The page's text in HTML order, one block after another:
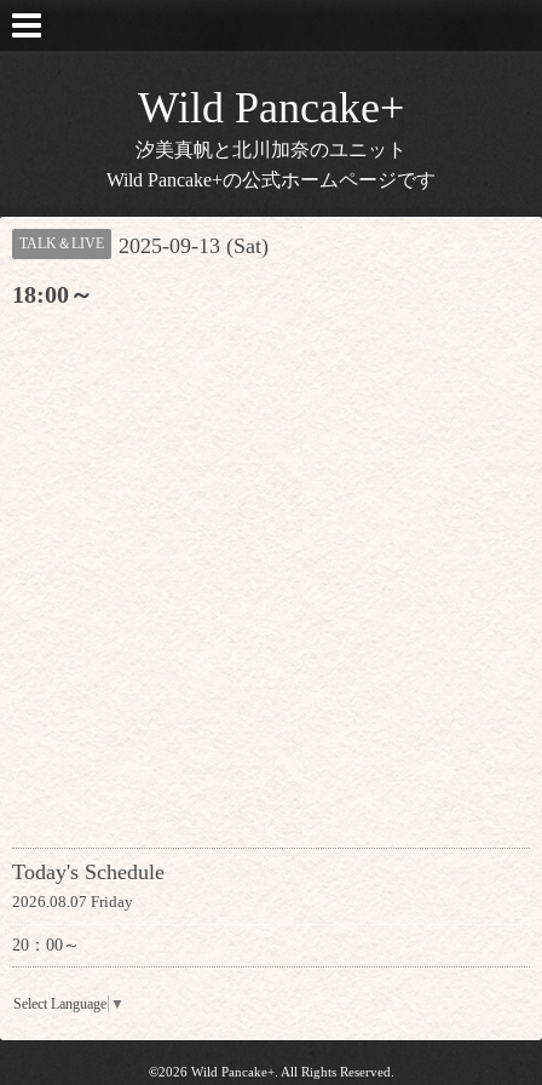
Wild Pancake+
汐美真帆と北川加奈のユニット
Wild Pancake+の公式ホームページです
TALK＆LIVE 2025-09-13 (Sat)
18:00～
Today's Schedule
2026.08.07 Friday
20：00～
Select Language ▼
©2026 Wild Pancake+. All Rights Reserved.